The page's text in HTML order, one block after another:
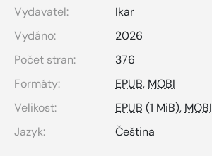
Vydavatel:
Ikar
Vydáno:
2026
Počet stran:
376
Formáty:
EPUB, MOBI
Velikost:
EPUB (1 MiB), MOBI
Jazyk:
Čeština